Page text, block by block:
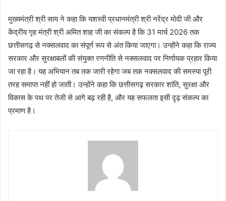
मुख्यमंत्री श्री साय ने कहा कि यशस्वी प्रधानमंत्री श्री नरेंद्र मोदी जी और
केंद्रीय गृह मंत्री श्री अमित शाह जी का संकल्प है कि 31 मार्च 2026 तक
छत्तीसगढ़ से नक्सलवाद का संपूर्ण रूप से अंत किया जाएगा। उन्होंने कहा कि राज्य
सरकार और सुरक्षाबलों की संयुक्त रणनीति से नक्सलवाद पर निर्णायक प्रहार किया
जा रहा है। यह अभियान तब तक जारी रहेगा जब तक नक्सलवाद की समस्या पूरी
तरह समाप्त नहीं हो जाती। उन्होंने कहा कि छत्तीसगढ़ सरकार शांति, सुरक्षा और
विकास के पथ पर तेजी से आगे बढ़ रही है, और यह सफलता इसी दृढ़ संकल्प का
प्रमाण है।